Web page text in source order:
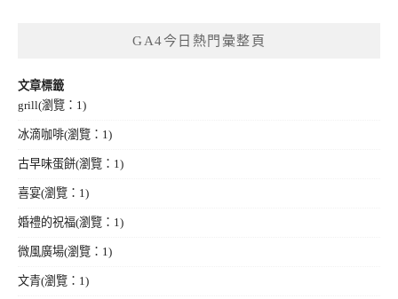
GA4今日熱門彙整頁
文章標籤
grill(瀏覽：1)
冰滴咖啡(瀏覽：1)
古早味蛋餅(瀏覽：1)
喜宴(瀏覽：1)
婚禮的祝福(瀏覽：1)
微風廣場(瀏覽：1)
文青(瀏覽：1)